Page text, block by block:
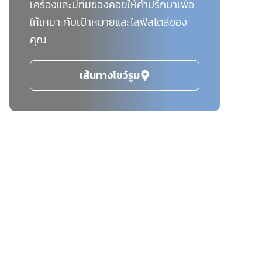
เครื่องและมีทีมของคอยให้คำปรึกษาเพื่อ
ให้เหมาะกับเป้าหมายและไลฟ์สไตล์ของ
คุณ
เส้นทางโชว์รูม